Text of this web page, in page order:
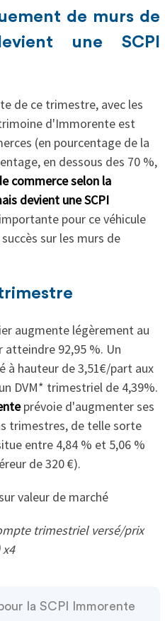
de murs de
une SCPI
de ce trimestre, avec les
d'Immorente est
(en pourcentage de la
en dessous des 70 %,
commerce selon la
devient une SCPI
pour ce véhicule
sur les murs de
augmente légèrement au
92,95 %. Un
à hauteur de 3,51€/part aux
DVM* trimestriel de 4,39%.
prévoie d'augmenter ses
trimestres, de telle sorte
entre 4,84 % et 5,06 %
de 320 €).
valeur de marché
trimestriel versé/prix
la SCPI Immorente